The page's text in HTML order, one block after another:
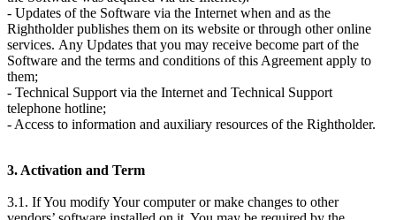
- Updates of the Software via the Internet when and as the
Rightholder publishes them on its website or through other online
services. Аny Updates that you may receive become part of the
Software and the terms and conditions of this Agreement apply to
them;
- Technical Support via the Internet and Technical Support
telephone hotline;
- Access to information and auxiliary resources of the Rightholder.
3. Activation and Term
3.1. If You modify Your computer or make changes to other